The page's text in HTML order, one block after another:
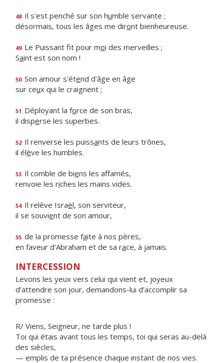
48 Il s'est penché sur son humble servante ;
désormais, tous les âges me diront bienheureuse.
49 Le Puissant fit pour moi des merveilles ;
Saint est son nom !
50 Son amour s'étend d'âge en âge
sur ceux qui le craignent ;
51 Déployant la force de son bras,
il disperse les superbes.
52 Il renverse les puissants de leurs trônes,
il élève les humbles.
53 Il comble de biens les affamés,
renvoie les riches les mains vides.
54 Il relève Israël, son serviteur,
il se souvient de son amour,
55 de la promesse faite à nos pères,
en faveur d'Abraham et de sa race, à jamais.
INTERCESSION
Levons les yeux vers celui qui vient et, joyeux
d’attendre son jour, demandons-lui d’accomplir sa
promesse :
R/ Viens, Seigneur, ne tarde plus !
Toi qui étais avant tous les temps, toi qui seras au-delà
des siècles,
— emplis de ta présence chaque instant de nos vies.